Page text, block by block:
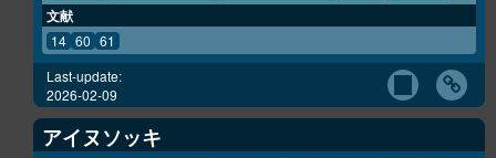
文献
14 60 61
Last-update:
2026-02-09
アイヌソッキ